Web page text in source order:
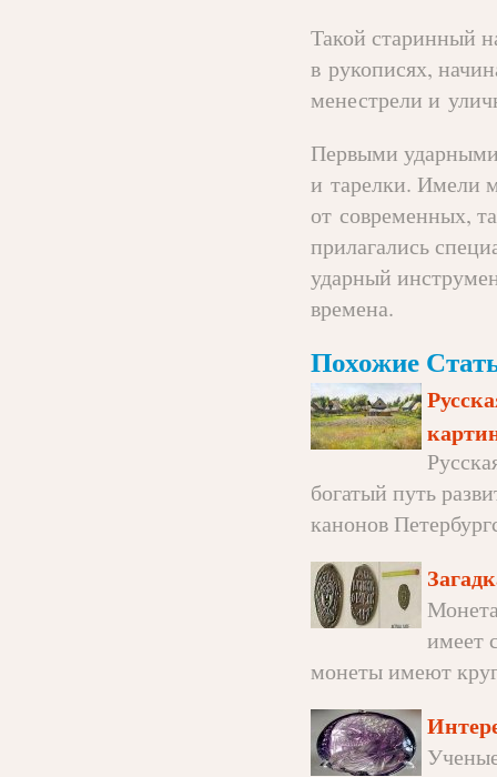
Такой старинный
в рукописях,
менестрели и
Первыми
и тарелки. Имели
от современных,
прилагались
ударный
времена.
Похожие
богатый путь
канонов
имеет
монеты имеют